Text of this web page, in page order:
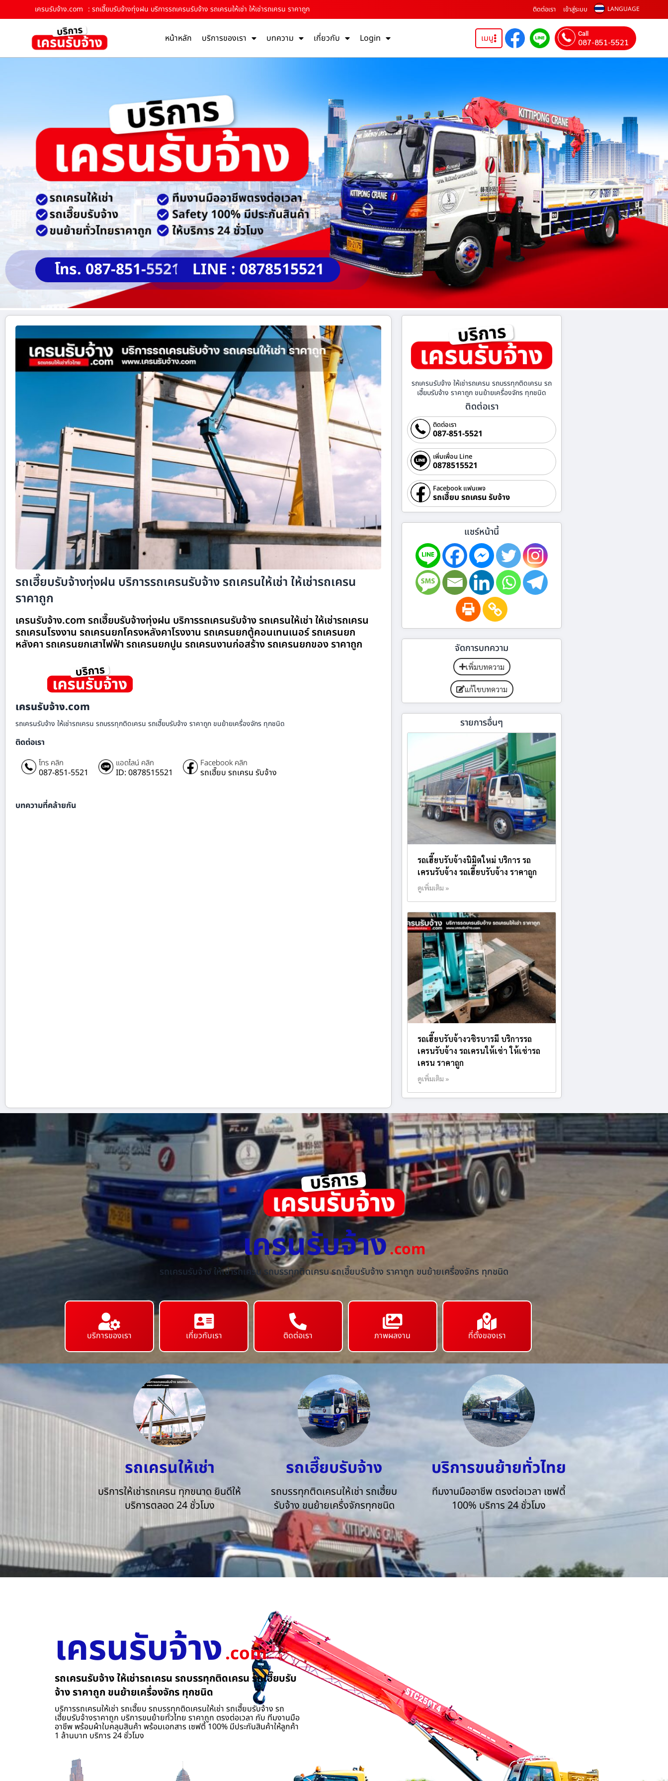
เครนรับจ้าง.com : รถเฮี๊ยบรับจ้างทุ่งฝน บริการรถเครนรับจ้าง รถเครนให้เช่า ให้เช่ารถเครน ราคาถูก ติดต่อเรา เข้าสู่ระบบ LANGUAGE
หน้าหลัก บริการของเรา บทความ เกี่ยวกับ Login เมนู Call
087-851-5521
โทร. 087-851-5521 LINE : 0878515521
รถเฮี๊ยบรับจ้างทุ่งฝน บริการรถเครนรับจ้าง รถเครนให้เช่า ให้เช่ารถเครน
ราคาถูก
เครนรับจ้าง.com รถเฮี๊ยบรับจ้างทุ่งฝน บริการรถเครนรับจ้าง รถเครนให้เช่า ให้เช่ารถเครน
รถเครนโรงงาน รถเครนยกโครงหลังคาโรงงาน รถเครนยกตู้คอนเทนเนอร์ รถเครนยก
หลังคา รถเครนยกเสาไฟฟ้า รถเครนยกปูน รถเครนงานก่อสร้าง รถเครนยกของ ราคาถูก
เครนรับจ้าง.com
รถเครนรับจ้าง ให้เช่ารถเครน รถบรรทุกติดเครน รถเฮี๊ยบรับจ้าง ราคาถูก ขนย้ายเครื่องจักร ทุกชนิด
ติดต่อเรา
โทร คลิก
087-851-5521
แอดไลน์ คลิก
ID: 0878515521
Facebook คลิก
รถเฮี๊ยบ รถเครน รับจ้าง
บทความที่คล้ายกัน
รถเครนรับจ้าง ให้เช่ารถเครน รถบรรทุกติดเครน รถ
เฮี๊ยบรับจ้าง ราคาถูก ขนย้ายเครื่องจักร ทุกชนิด
ติดต่อเรา
ติดต่อเรา
087-851-5521
เพิ่มเพื่อน Line
0878515521
Facebook แฟนเพจ
รถเฮี๊ยบ รถเครน รับจ้าง
แชร์หน้านี้
จัดการบทความ
เพิ่มบทความ
แก้ไขบทความ
รายการอื่นๆ
รถเฮี๊ยบรับจ้างนิมิตใหม่ บริการ รถ
เครนรับจ้าง รถเฮี๊ยบรับจ้าง ราคาถูก
ดูเพิ่มเติม »
รถเฮี๊ยบรับจ้างวชิรบารมี บริการรถ
เครนรับจ้าง รถเครนให้เช่า ให้เช่ารถ
เครน ราคาถูก
ดูเพิ่มเติม »
เครนรับจ้าง.com
รถเครนรับจ้าง ให้เช่ารถเครน รถบรรทุกติดเครน รถเฮี๊ยบรับจ้าง ราคาถูก ขนย้ายเครื่องจักร ทุกชนิด
บริการของเรา เกี่ยวกับเรา ติดต่อเรา ภาพผลงาน ที่ตั้งของเรา
รถเครนให้เช่า
บริการให้เช่ารถเครน ทุกขนาด ยินดีให้
บริการตลอด 24 ชั่วโมง
รถเฮี๊ยบรับจ้าง
รถบรรทุกติดเครนให้เช่า รถเฮี้ยบ
รับจ้าง ขนย้ายเครื่งจักรทุกชนิด
บริการขนย้ายทั่วไทย
ทีมงานมืออาชีพ ตรงต่อเวลา เซฟตี้
100% บริการ 24 ชั่วโมง
เครนรับจ้าง.com
รถเครนรับจ้าง ให้เช่ารถเครน รถบรรทุกติดเครน รถเฮี๊ยบรับ
จ้าง ราคาถูก ขนย้ายเครื่องจักร ทุกชนิด
บริการรถเครนให้เช่า รถเฮี๊ยบ รถบรรทุกติดเครนให้เช่า รถเฮี๊ยบรับจ้าง รถ
เฮี้ยบรับจ้างราคาถูก บริการขนย้ายทั่วไทย ราคาถูก ตรงต่อเวลา กับ ทีมงานมือ
อาชีพ พร้อมผ้าใบคลุมสินค้า พร้อมเอกสาร เซฟตี้ 100% มีประกันสินค้าให้ลูกค้า
1 ล้านบาท บริการ 24 ชั่วโมง